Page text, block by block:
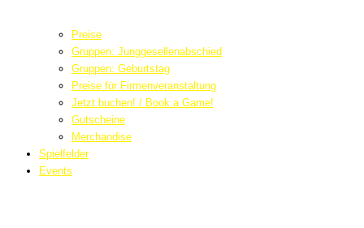
Preise
Gruppen: Junggesellenabschied
Gruppen: Geburtstag
Preise für Firmenveranstaltung
Jetzt buchen! / Book a Game!
Gutscheine
Merchandise
Spielfelder
Events